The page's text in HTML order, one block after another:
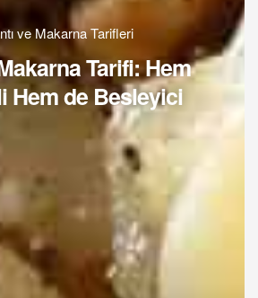
ve Makarna Tarifleri
Tarifi: Hem
Hem de Besleyici